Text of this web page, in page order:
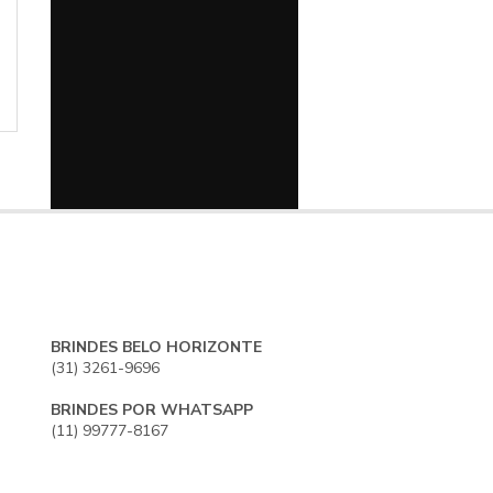
BRINDES BELO HORIZONTE
(31) 3261-9696
BRINDES POR WHATSAPP
(11) 99777-8167